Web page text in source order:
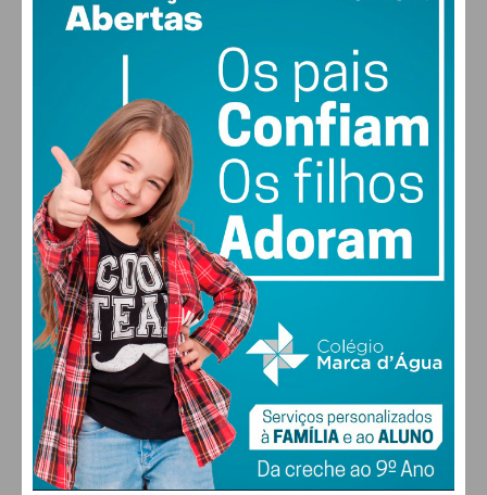
PAÇOS DE FERREIRA
°
clear sky